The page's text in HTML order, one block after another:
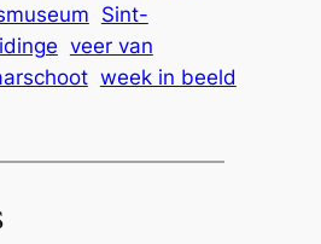
Sint-
veer van
week in beeld